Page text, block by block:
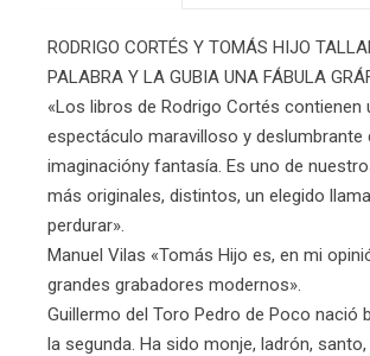
RODRIGO CORTÉS Y TOMÁS HIJO
PALABRA Y LA GUBIA UNA FÁBULA
«Los libros de Rodrigo Cortés contienen
espectáculo maravilloso y deslumbrante
imaginacióny fantasía. Es uno de
más originales, distintos, un elegido
perdurar».
Manuel Vilas «Tomás Hijo es, en mi
grandes grabadores modernos».
Guillermo del Toro Pedro de Poco nació
la segunda. Ha sido monje, ladrón,